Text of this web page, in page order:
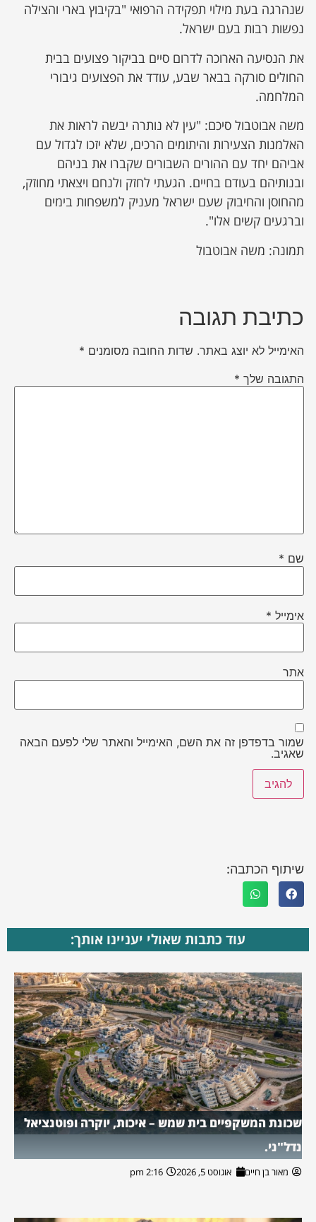
שנהרגה בעת מילוי תפקידה הרפואי "בקיבוץ בארי והצילה
נפשות רבות בעם ישראל.
את הנסיעה הארוכה לדרום סיים בביקור פצועים בבית
החולים סורקה בבאר שבע, עודד את הפצועים גיבורי
המלחמה.
משה אבוטבול סיכם: "עין לא נותרה יבשה לראות את
האלמנות הצעירות והיתומים הרכים, שלא יזכו לגדול עם
אביהם יחד עם ההורים השבורים שקברו את בניהם
ובנותיהם בעודם בחיים. הגעתי לחזק ולנחם ויצאתי מחוזק,
מהחוסן והחיבוק שעם ישראל מעניק למשפחות בימים
וברגעים קשים אלו".
תמונה: משה אבוטבול
כתיבת תגובה
האימייל לא יוצג באתר. שדות החובה מסומנים *
התגובה שלך *
שם *
אימייל *
אתר
שמור בדפדפן זה את השם, האימייל והאתר שלי לפעם הבאה
שאגיב.
שיתוף הכתבה:
עוד כתבות שאולי יעניינו אותך:
שכונת המשקפיים בית שמש – איכות, יוקרה ופוטנציאל
נדל"ני.
מאור בן חיים אוגוסט 5, 2026 2:16 pm